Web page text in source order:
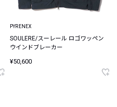
PYRENEX
SOULERE/スーレール ロゴワッペン
ウインドブレーカー
¥50,600